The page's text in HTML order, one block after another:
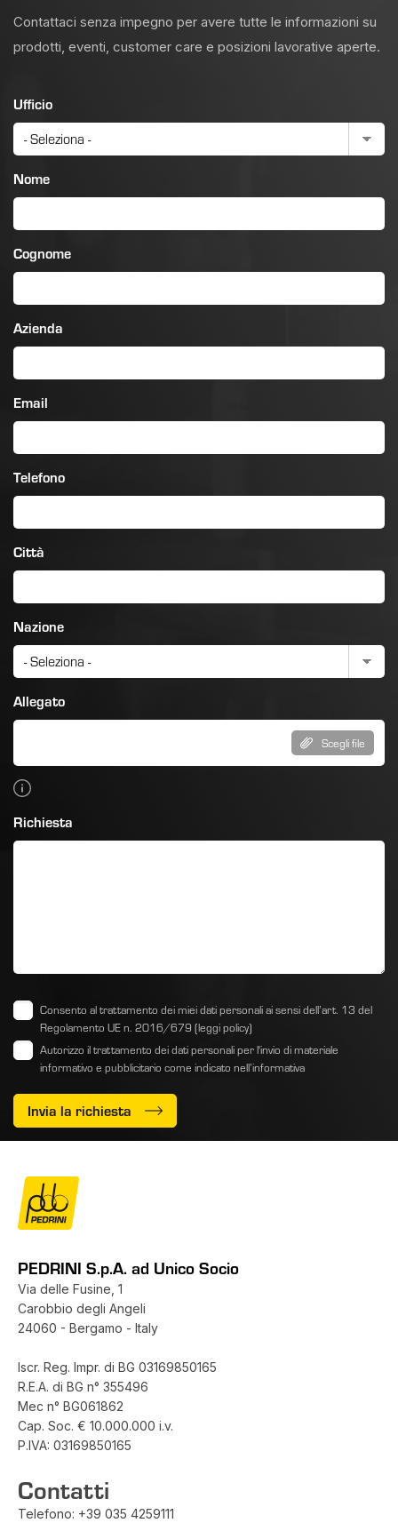
Contattaci senza impegno per avere tutte le informazioni su
prodotti, eventi, customer care e posizioni lavorative aperte.
Ufficio
Nome
Cognome
Azienda
Email
Telefono
Città
Nazione
Allegato
Scegli file
Richiesta
Consento al trattamento dei miei dati personali ai sensi dell’art. 13 del
Regolamento UE n. 2016/679 (leggi policy)
Autorizzo il trattamento dei dati personali per l'invio di materiale
informativo e pubblicitario come indicato nell’informativa
Invia la richiesta
PEDRINI S.p.A. ad Unico Socio
Via delle Fusine, 1
Carobbio degli Angeli
24060 - Bergamo - Italy
Iscr. Reg. Impr. di BG 03169850165
R.E.A. di BG n° 355496
Mec n° BG061862
Cap. Soc. € 10.000.000 i.v.
P.IVA: 03169850165
Contatti
Telefono: +39 035 4259111